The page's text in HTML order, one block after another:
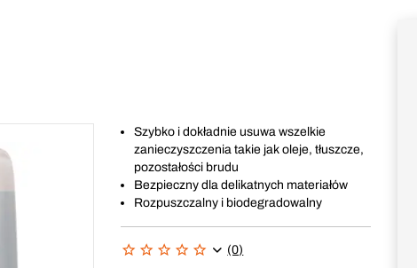
Szybko i dokładnie usuwa wszelkie
zanieczyszczenia takie jak oleje, tłuszcze,
pozostałości brudu
Bezpieczny dla delikatnych materiałów
Rozpuszczalny i biodegradowalny
(0)